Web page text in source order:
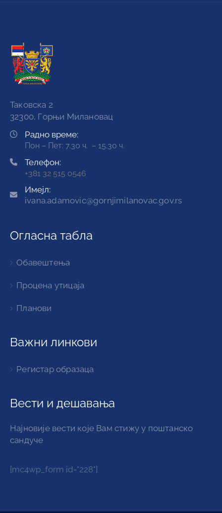
Таковска 2
32300, Горњи Милановац
Радно време:
Пон – Пет: 7.30 ч. – 15.30 ч.
Телефон:
+381 32 515 0546
Имејл:
ivana.adamovic@gornjimilanovac.gov.rs
Огласна табла
Обавештења
Процена утицаја
Планови
Важни линкови
Регистар образаца
Вести и дешавања
Најновије вести које Вам стижу у поштанско
сандуче
[mc4wp_form id="228"]